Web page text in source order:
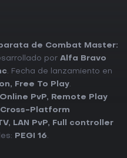
de Combat Master:
por Alfa Bravo
. Fecha de lanzamiento en
, Free To Play.
Online PvP,
Remote Play
Cross-Platform
, LAN PvP,
Full controller
PEGI 16.